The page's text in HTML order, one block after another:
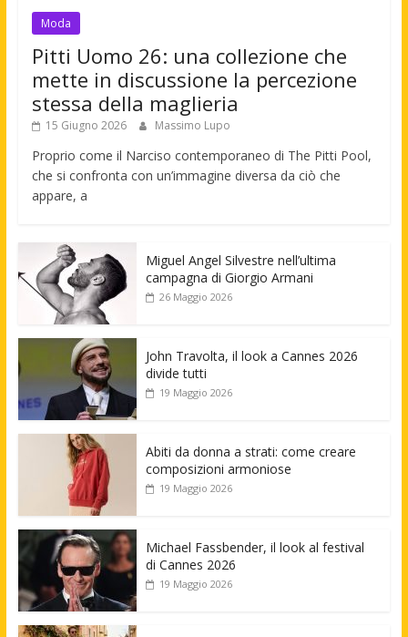
Moda
Pitti Uomo 26: una collezione che
mette in discussione la percezione
stessa della maglieria
15 Giugno 2026 Massimo Lupo
Proprio come il Narciso contemporaneo di The Pitti Pool,
che si confronta con un’immagine diversa da ciò che
appare, a
Miguel Angel Silvestre nell’ultima
campagna di Giorgio Armani
26 Maggio 2026
John Travolta, il look a Cannes 2026
divide tutti
19 Maggio 2026
Abiti da donna a strati: come creare
composizioni armoniose
19 Maggio 2026
Michael Fassbender, il look al festival
di Cannes 2026
19 Maggio 2026